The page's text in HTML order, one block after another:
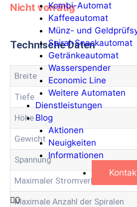
Kombi-Automat
Kaffeeautomat
Münz- und
Spiral-Snackautomat
Getränkeautomat
Wasserspender
Economic Line
Weitere Automaten
Dienstleistungen
Blog
Aktionen
Neuigkeiten
Informationen
Nicht vorrätig
Technische Daten
Breite
Tiefe
Höhe
Gewicht
Spannung
Maximaler Stromverbrauch
Maximale Anzahl der Spiralen